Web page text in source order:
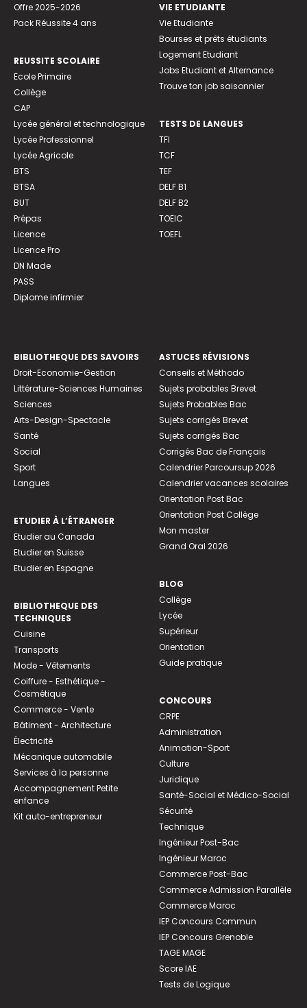
Offre 2025-2026
Pack Réussite 4 ans
REUSSITE SCOLAIRE
Ecole Primaire
Collège
CAP
Lycée général et technologique
Lycée Professionnel
Lycée Agricole
BTS
BTSA
BUT
Prépas
Licence
Licence Pro
DN Made
PASS
Diplome infirmier
VIE ETUDIANTE
Vie Etudiante
Bourses et prêts étudiants
Logement Etudiant
Jobs Etudiant et Alternance
Trouve ton job saisonnier
TESTS DE LANGUES
TFI
TCF
TEF
DELF B1
DELF B2
TOEIC
TOEFL
BIBLIOTHEQUE DES SAVOIRS
Droit-Economie-Gestion
Littérature-Sciences Humaines
Sciences
Arts-Design-Spectacle
Santé
Social
Sport
Langues
ETUDIER À L’ÉTRANGER
Etudier au Canada
Etudier en Suisse
Etudier en Espagne
BIBLIOTHEQUE DES
TECHNIQUES
Cuisine
Transports
Mode - Vêtements
Coiffure - Esthétique -
Cosmétique
Commerce - Vente
Bâtiment - Architecture
Électricité
Mécanique automobile
Services à la personne
Accompagnement Petite
enfance
Kit auto-entrepreneur
ASTUCES RÉVISIONS
Conseils et Méthodo
Sujets probables Brevet
Sujets Probables Bac
Sujets corrigés Brevet
Sujets corrigés Bac
Corrigés Bac de Français
Calendrier Parcoursup 2026
Calendrier vacances scolaires
Orientation Post Bac
Orientation Post Collège
Mon master
Grand Oral 2026
BLOG
Collège
Lycée
Supérieur
Orientation
Guide pratique
CONCOURS
CRPE
Administration
Animation-Sport
Culture
Juridique
Santé-Social et Médico-Social
Sécurité
Technique
Ingénieur Post-Bac
Ingénieur Maroc
Commerce Post-Bac
Commerce Admission Parallèle
Commerce Maroc
IEP Concours Commun
IEP Concours Grenoble
TAGE MAGE
Score IAE
Tests de Logique